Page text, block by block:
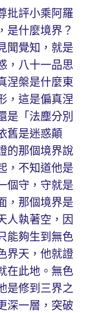
評小乘阿羅
是什麼境界？
聞覺知，就是
，八十一品思
涅槃是什麼東
，這是偏真涅
是「法塵分別
舊是迷惑顛
的那個境界說
，不知道他是
個守，守就是
，那個境界是
人執著空，因
能夠生到無色
界天，他就證
在此地。無色
是修到三界之
深一層，突破